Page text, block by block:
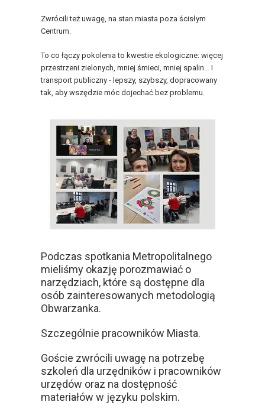
Podczas spotkania Metropolitalnego
mieliśmy okazję porozmawiać o
narzędziach, które są dostępne dla
osób zainteresowanych metodologią
Obwarzanka.
Szczególnie pracowników Miasta.
Goście zwrócili uwagę na potrzebę
szkoleń dla urzędników i pracowników
urzędów oraz na dostępność
materiałów w języku polskim.
Zwrócili też uwagę, na stan miasta poza ścisłym
Centrum.
To co łączy pokolenia to kwestie ekologiczne: więcej
przestrzeni zielonych, mniej śmieci, mniej spalin… I
transport publiczny - lepszy, szybszy, dopracowany
tak, aby wszędzie móc dojechać bez problemu.